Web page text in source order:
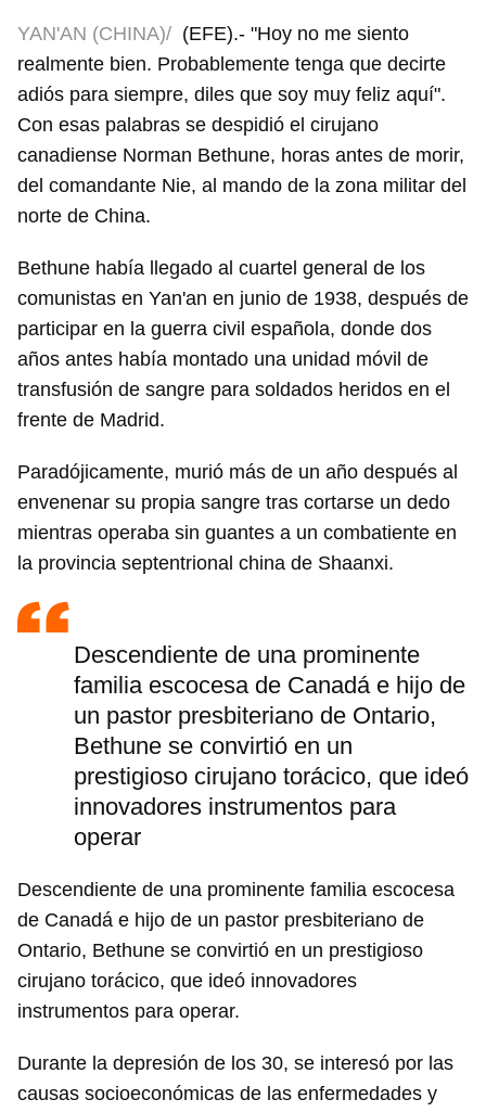
YAN'AN (CHINA)/ (EFE).- "Hoy no me siento
realmente bien. Probablemente tenga que decirte
adiós para siempre, diles que soy muy feliz aquí".
Con esas palabras se despidió el cirujano
canadiense Norman Bethune, horas antes de morir,
del comandante Nie, al mando de la zona militar del
norte de China.
Bethune había llegado al cuartel general de los
comunistas en Yan'an en junio de 1938, después de
participar en la guerra civil española, donde dos
años antes había montado una unidad móvil de
transfusión de sangre para soldados heridos en el
frente de Madrid.
Paradójicamente, murió más de un año después al
envenenar su propia sangre tras cortarse un dedo
mientras operaba sin guantes a un combatiente en
la provincia septentrional china de Shaanxi.
Descendiente de una prominente
familia escocesa de Canadá e hijo de
un pastor presbiteriano de Ontario,
Bethune se convirtió en un
prestigioso cirujano torácico, que ideó
innovadores instrumentos para
operar
Descendiente de una prominente familia escocesa
de Canadá e hijo de un pastor presbiteriano de
Ontario, Bethune se convirtió en un prestigioso
cirujano torácico, que ideó innovadores
instrumentos para operar.
Durante la depresión de los 30, se interesó por las
causas socioeconómicas de las enfermedades y